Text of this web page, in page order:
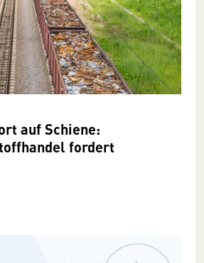
auf Schiene:
fordert